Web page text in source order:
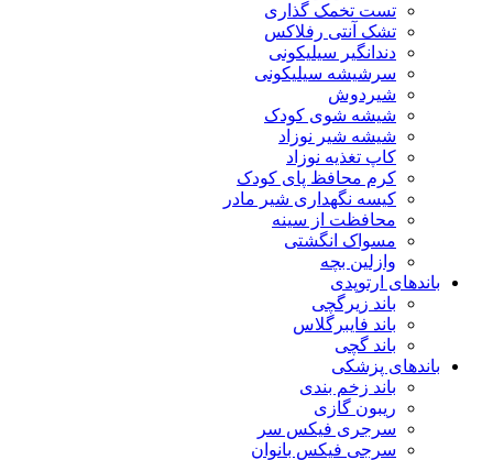
تست تخمک گذاری
تشک آنتی رفلاکس
دندانگیر سیلیکونی
سرشیشه سیلیکونی
شیردوش
شیشه شوی کودک
شیشه شیر نوزاد
کاپ تغذیه نوزاد
کرم محافظ پای کودک
کیسه نگهداری شیر مادر
محافظت از سینه
مسواک انگشتی
وازلین بچه
باندهای ارتوپدی
باند زیرگچی
باند فایبرگلاس
باند گچی
باندهای پزشکی
باند زخم بندی
ریبون گازی
سرجری فیکس سر
سرجی فیکس بانوان